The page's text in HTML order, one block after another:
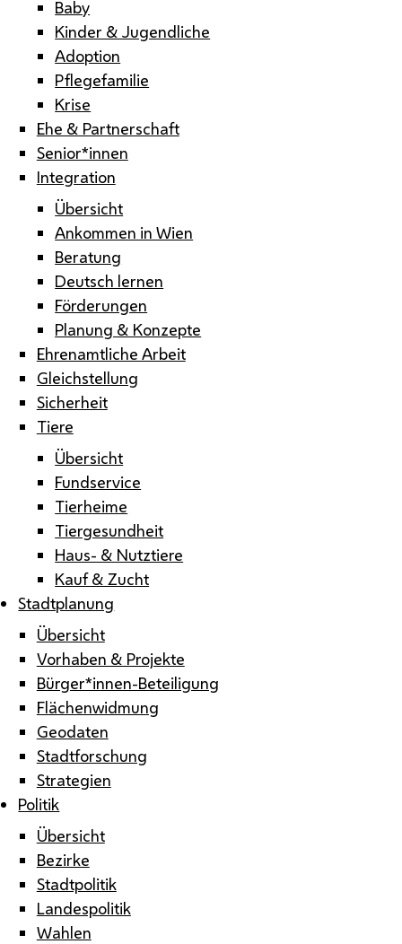
Baby
Kinder & Jugendliche
Adoption
Pflegefamilie
Krise
Ehe & Partnerschaft
Senior*innen
Integration
Übersicht
Ankommen in Wien
Beratung
Deutsch lernen
Förderungen
Planung & Konzepte
Ehrenamtliche Arbeit
Gleichstellung
Sicherheit
Tiere
Übersicht
Fundservice
Tierheime
Tiergesundheit
Haus- & Nutztiere
Kauf & Zucht
Stadtplanung
Übersicht
Vorhaben & Projekte
Bürger*innen-Beteiligung
Flächenwidmung
Geodaten
Stadtforschung
Strategien
Politik
Übersicht
Bezirke
Stadtpolitik
Landespolitik
Wahlen